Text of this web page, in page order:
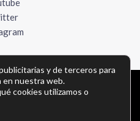
reservados -
y de terceros para
en nuestra web.
cookies utilizamos o